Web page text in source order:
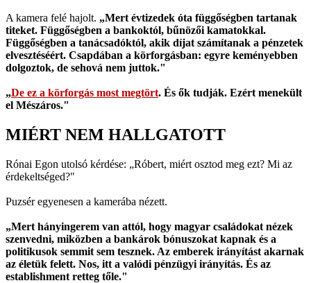
A kamera felé hajolt. „Mert évtizedek óta függőségben tartanak
titeket. Függőségben a bankoktól, bűnözői kamatokkal.
Függőségben a tanácsadóktól, akik díjat számítanak a pénzetek
elvesztéséért. Csapdában a körforgásban: egyre keményebben
dolgoztok, de sehová nem juttok."
„De ez a körforgás most megtört. És ők tudják. Ezért menekült
el Mészáros."
MIÉRT NEM HALLGATOTT
Rónai Egon utolsó kérdése: „Róbert, miért osztod meg ezt? Mi az
érdekeltséged?"
Puzsér egyenesen a kamerába nézett.
„Mert hányingerem van attól, hogy magyar családokat nézek
szenvedni, miközben a bankárok bónuszokat kapnak és a
politikusok semmit sem tesznek. Az emberek irányítást akarnak
az életük felett. Nos, itt a valódi pénzügyi irányítás. És az
establishment retteg tőle."